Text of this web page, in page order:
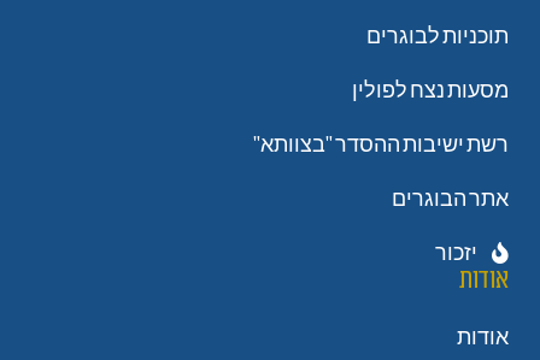
תוכניות לבוגרים
מסעות נצח לפולין
רשת ישיבות ההסדר "בצוותא"
אתר הבוגרים
יזכור
אודות
אודות